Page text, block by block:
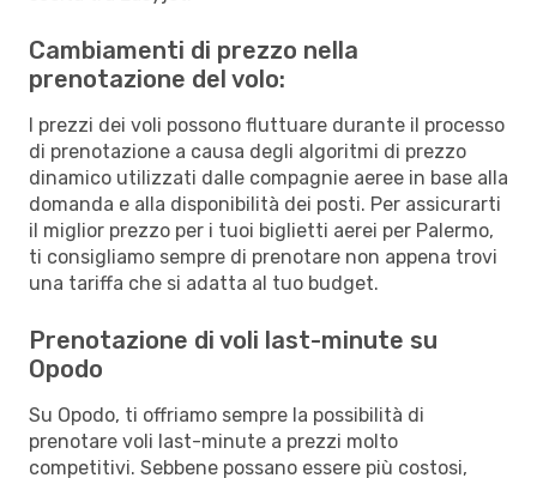
Cambiamenti di prezzo nella
prenotazione del volo:
I prezzi dei voli possono fluttuare durante il processo
di prenotazione a causa degli algoritmi di prezzo
dinamico utilizzati dalle compagnie aeree in base alla
domanda e alla disponibilità dei posti. Per assicurarti
il miglior prezzo per i tuoi biglietti aerei per Palermo,
ti consigliamo sempre di prenotare non appena trovi
una tariffa che si adatta al tuo budget.
Prenotazione di voli last-minute su
Opodo
Su Opodo, ti offriamo sempre la possibilità di
prenotare voli last-minute a prezzi molto
competitivi. Sebbene possano essere più costosi,